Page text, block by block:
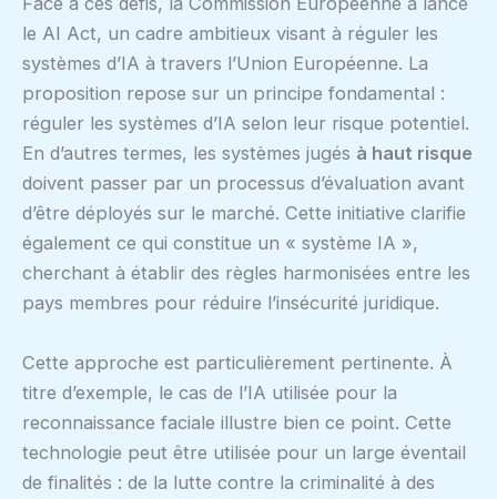
le AI Act, un cadre ambitieux visant à réguler les
systèmes d’IA à travers l’Union Européenne. La
proposition repose sur un principe fondamental :
réguler les systèmes d’IA selon leur risque potentiel.
En d’autres termes, les systèmes jugés à haut risque
doivent passer par un processus d’évaluation avant
d’être déployés sur le marché. Cette initiative clarifie
également ce qui constitue un « système IA »,
cherchant à établir des règles harmonisées entre les
pays membres pour réduire l’insécurité juridique.
Cette approche est particulièrement pertinente. À
titre d’exemple, le cas de l’IA utilisée pour la
reconnaissance faciale illustre bien ce point. Cette
technologie peut être utilisée pour un large éventail
de finalités : de la lutte contre la criminalité à des